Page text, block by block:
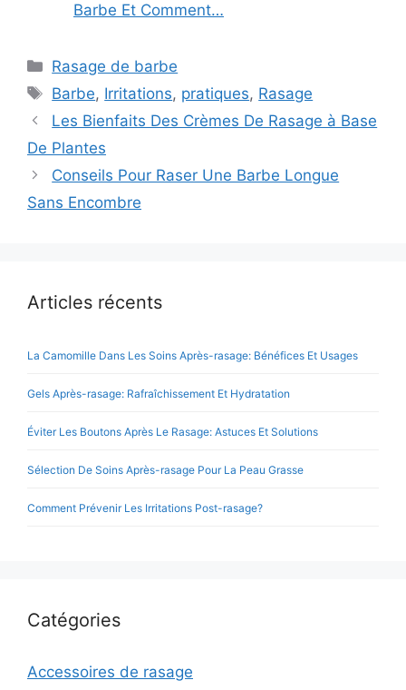
Barbe Et Comment…
Catégories
Rasage de barbe
Étiquettes
Barbe, Irritations, pratiques, Rasage
Les Bienfaits Des Crèmes De Rasage à Base
De Plantes
Conseils Pour Raser Une Barbe Longue
Sans Encombre
Articles récents
La Camomille Dans Les Soins Après-rasage: Bénéfices Et Usages
Gels Après-rasage: Rafraîchissement Et Hydratation
Éviter Les Boutons Après Le Rasage: Astuces Et Solutions
Sélection De Soins Après-rasage Pour La Peau Grasse
Comment Prévenir Les Irritations Post-rasage?
Catégories
Accessoires de rasage